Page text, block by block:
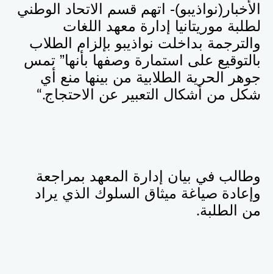
الأخبار(نواذيبو)- اتهم قسم الاتحاد الوطني
لطلبة موريتانيا إدارة معهد اللغات
والترجمة بداخلت نواذيبو بإلزام الطلاب
بالتوقيع على استمارة وصفها بأنها” تمس
جوهر الحرية الطلابية من بينها منع أي
شكل من أشكال التعبير عن الاحتجاج“.
وطالب في بيان إدارة المعهد بمراجعة
وإعادة صياغة ميثاق السلوك الذي يراد
من الطلبة.